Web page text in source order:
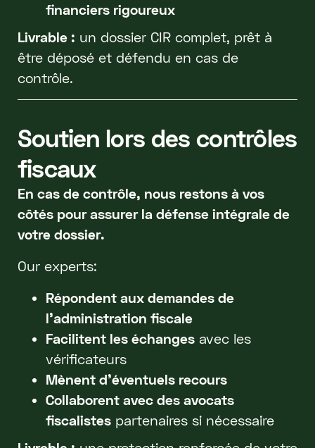
financiers rigoureux
Livrable : un dossier CIR complet, prêt à
être déposé et défendu en cas de
contrôle.
Soutien lors des contrôles
fiscaux
En cas de contrôle, nous restons à vos
côtés pour assurer la défense intégrale de
votre dossier.
Our experts:
Répondent aux demandes de
l’administration fiscale
Facilitent les échangesavec les
vérificateurs
Mènent d’éventuels recours
Collaborent avec des avocats
fiscalistespartenaires si nécessaire